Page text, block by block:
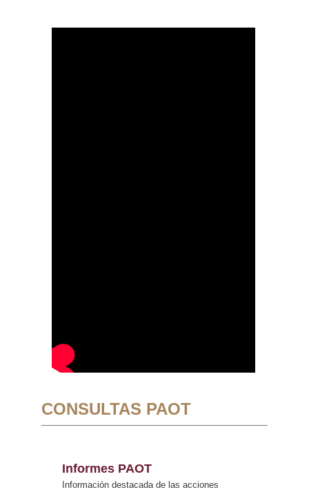
CONSULTAS PAOT
Informes PAOT
Información destacada de las acciones